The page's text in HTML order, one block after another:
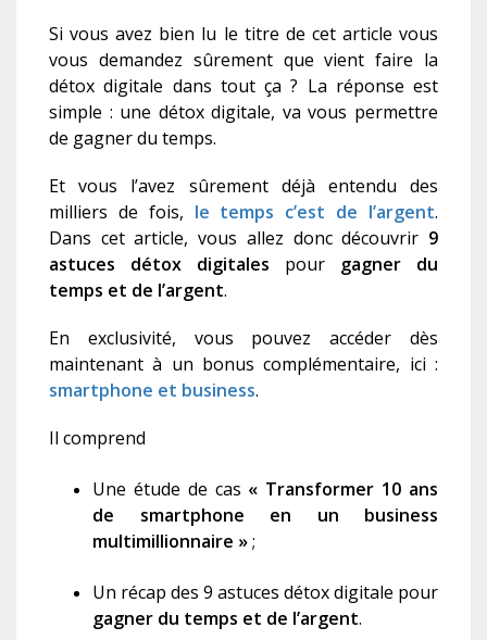
Si vous avez bien lu le titre de cet article vous
vous demandez sûrement que vient faire la
détox digitale dans tout ça ? La réponse est
simple : une détox digitale, va vous permettre
de gagner du temps.
Et vous l’avez sûrement déjà entendu des
milliers de fois, le temps c’est de l’argent.
Dans cet article, vous allez donc découvrir 9
astuces détox digitales pour gagner du
temps et de l’argent.
En exclusivité, vous pouvez accéder dès
maintenant à un bonus complémentaire, ici :
smartphone et business.
Il comprend
Une étude de cas « Transformer 10 ans
de smartphone en un business
multimillionnaire »;
Un récap des 9 astuces détox digitale pour
gagner du temps et de l’argent.